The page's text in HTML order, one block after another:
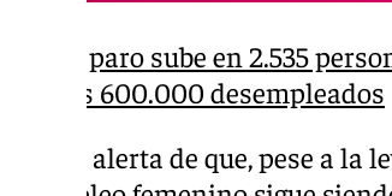
El paro sube en 2.535
los 600.000 desempleados
CCOO alerta de que, pese a la